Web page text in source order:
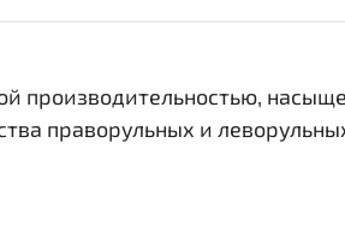
производительностью,
праворульных и